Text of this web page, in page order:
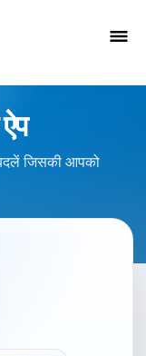
जिसकी आपको